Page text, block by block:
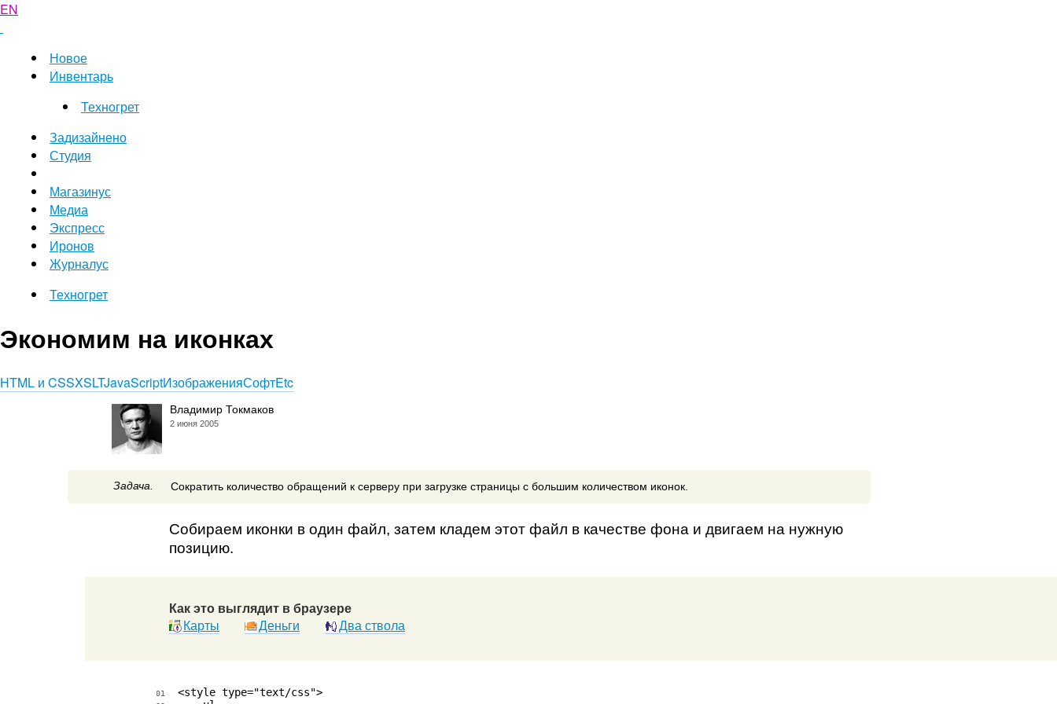
EN
Новое
Инвентарь
Техногрет
Задизайнено
Студия
Магазинус
Медиа
Экспресс
Иронов
Журналус
Техногрет
Экономим на иконках
HTML и CSSXSLTJavaScriptИзображенияСофтEtc
Владимир Токмаков
2 июня 2005
Задача. Сократить количество обращений к серверу при загрузке страницы с большим количеством иконок.
Собираем иконки в один файл, затем кладем этот файл в качестве фона и двигаем на нужную
позицию.
Как это выглядит в браузере
Карты
Деньги Два ствола
01
<style type="text/css">